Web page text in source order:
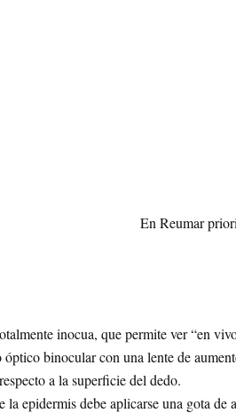
En Reumar
inocua, que permite ver “en
binocular con una lente de
a la superficie del dedo.
epidermis debe aplicarse una gota de